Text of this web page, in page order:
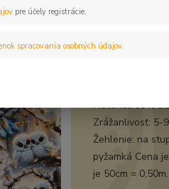
Materiál: 93%
Zrážanlivosť: 5-
Žehlenie: na
pyžamká Cena
je 50cm =
pre účely registrácie.
spracovania osobných údajov.